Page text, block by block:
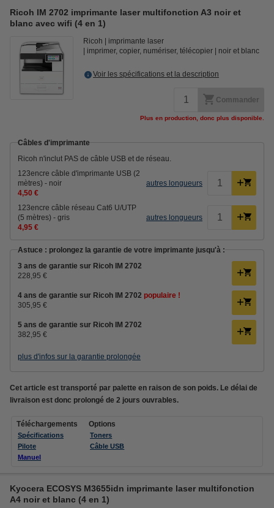
Ricoh IM 2702 imprimante laser multifonction A3 noir et
blanc avec wifi (4 en 1)
Ricoh
imprimante laser
imprimer, copier, numériser, télécopier
noir et blanc
Voir les spécifications et la description
Commander
Plus en production, donc plus disponible.
Câbles d'imprimante
Ricoh n'inclut PAS de câble USB et de réseau.
123encre câble d'imprimante USB (2
mètres) - noir
4,50 €
autres longueurs
123encre câble réseau Cat6 U/UTP
(5 mètres) - gris
4,95 €
autres longueurs
Astuce : prolongez la garantie de votre imprimante jusqu'à :
3 ans de garantie sur Ricoh IM 2702
228,95 €
4 ans de garantie sur Ricoh IM 2702 populaire !
305,95 €
5 ans de garantie sur Ricoh IM 2702
382,95 €
plus d'infos sur la garantie prolongée
Cet article est transporté par palette en raison de son poids. Le délai de
livraison est donc prolongé de 2 jours ouvrables.
Téléchargements
Spécifications
Pilote
Manuel
Options
Toners
Câble USB
Kyocera ECOSYS M3655idn imprimante laser multifonction
A4 noir et blanc (4 en 1)